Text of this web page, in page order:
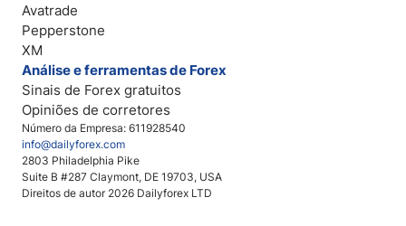
Número da Empresa: 611928540
info@dailyforex.com
2803 Philadelphia Pike
Suite B #287 Claymont, DE 19703, USA
Direitos de autor 2026 Dailyforex LTD
Avatrade
Pepperstone
XM
Análise e ferramentas de Forex
Sinais de Forex gratuitos
Opiniões de corretores